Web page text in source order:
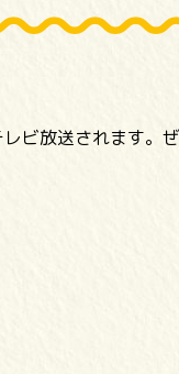
ビ放送されます。ぜ